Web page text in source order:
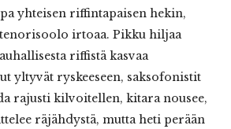
yhteisen riffintapaisen hekin,
irtoaa. Pikku hiljaa
riffistä kasvaa
yltyvät ryskeeseen, saksofonistit
rajusti kilvoitellen, kitara nousee,
räjähdystä, mutta heti perään